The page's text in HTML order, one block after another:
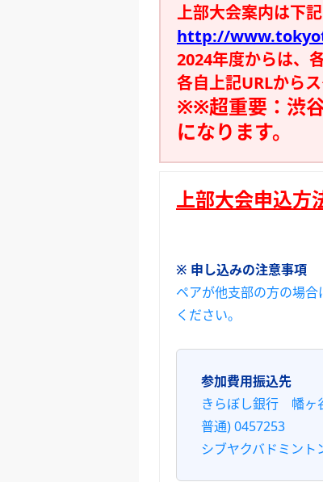
上部大会案内は下
http://
2024年度からは、
各自上記URLから
※※超重要：渋
になります。
上部大会申込方
※ 申し込みの注意事項
ペアが他支部の方の場
ください。
参加費用振込先
きらぼし銀行 幡ヶ
普通) 0457253
シブヤクバドミント